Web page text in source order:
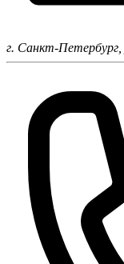
г. Санкт-Петербург,